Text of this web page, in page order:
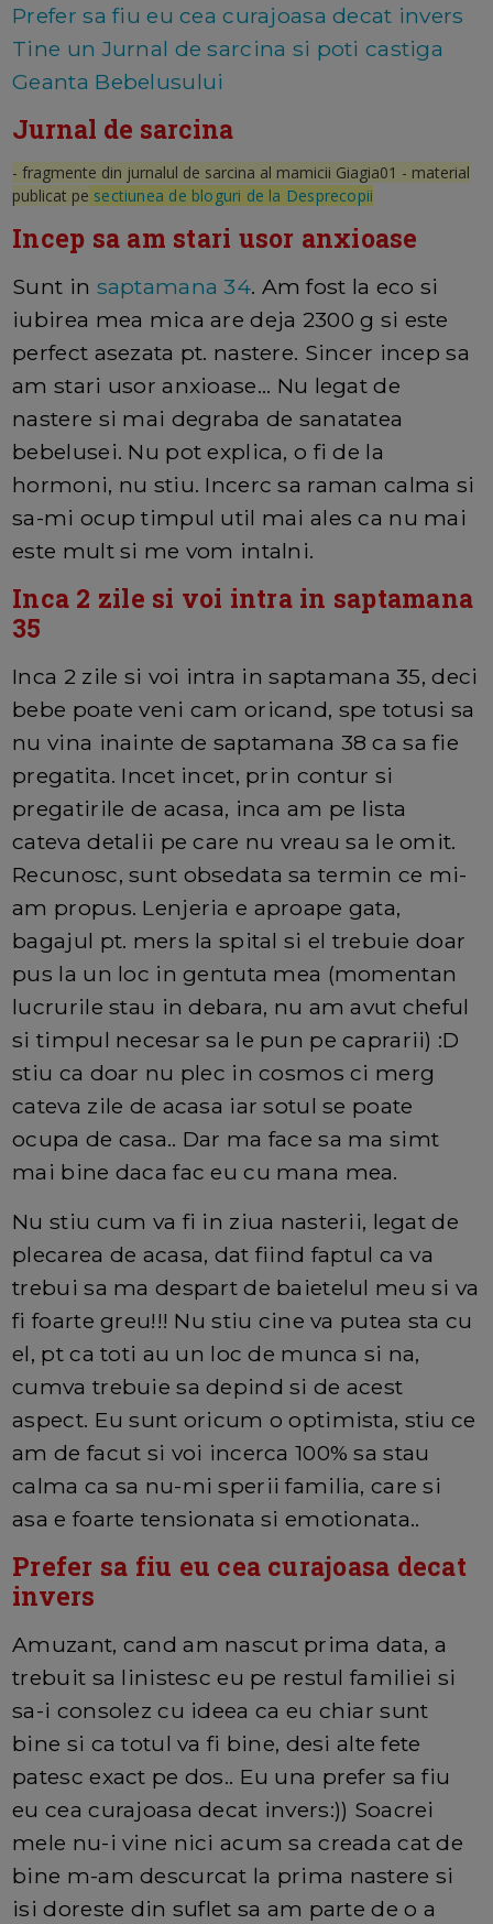
Prefer sa fiu eu cea curajoasa decat invers
Tine un Jurnal de sarcina si poti castiga
Geanta Bebelusului
Jurnal de sarcina
- fragmente din jurnalul de sarcina al mamicii Giagia01 - material
publicat pe sectiunea de bloguri de la Desprecopii
Incep sa am stari usor anxioase
Sunt in saptamana 34. Am fost la eco si
iubirea mea mica are deja 2300 g si este
perfect asezata pt. nastere. Sincer incep sa
am stari usor anxioase... Nu legat de
nastere si mai degraba de sanatatea
bebelusei. Nu pot explica, o fi de la
hormoni, nu stiu. Incerc sa raman calma si
sa-mi ocup timpul util mai ales ca nu mai
este mult si me vom intalni.
Inca 2 zile si voi intra in saptamana
35
Inca 2 zile si voi intra in saptamana 35, deci
bebe poate veni cam oricand, spe totusi sa
nu vina inainte de saptamana 38 ca sa fie
pregatita. Incet incet, prin contur si
pregatirile de acasa, inca am pe lista
cateva detalii pe care nu vreau sa le omit.
Recunosc, sunt obsedata sa termin ce mi-
am propus. Lenjeria e aproape gata,
bagajul pt. mers la spital si el trebuie doar
pus la un loc in gentuta mea (momentan
lucrurile stau in debara, nu am avut cheful
si timpul necesar sa le pun pe caprarii) :D
stiu ca doar nu plec in cosmos ci merg
cateva zile de acasa iar sotul se poate
ocupa de casa.. Dar ma face sa ma simt
mai bine daca fac eu cu mana mea.
Nu stiu cum va fi in ziua nasterii, legat de
plecarea de acasa, dat fiind faptul ca va
trebui sa ma despart de baietelul meu si va
fi foarte greu!!! Nu stiu cine va putea sta cu
el, pt ca toti au un loc de munca si na,
cumva trebuie sa depind si de acest
aspect. Eu sunt oricum o optimista, stiu ce
am de facut si voi incerca 100% sa stau
calma ca sa nu-mi sperii familia, care si
asa e foarte tensionata si emotionata..
Prefer sa fiu eu cea curajoasa decat
invers
Amuzant, cand am nascut prima data, a
trebuit sa linistesc eu pe restul familiei si
sa-i consolez cu ideea ca eu chiar sunt
bine si ca totul va fi bine, desi alte fete
patesc exact pe dos.. Eu una prefer sa fiu
eu cea curajoasa decat invers:)) Soacrei
mele nu-i vine nici acum sa creada cat de
bine m-am descurcat la prima nastere si
isi doreste din suflet sa am parte de o a